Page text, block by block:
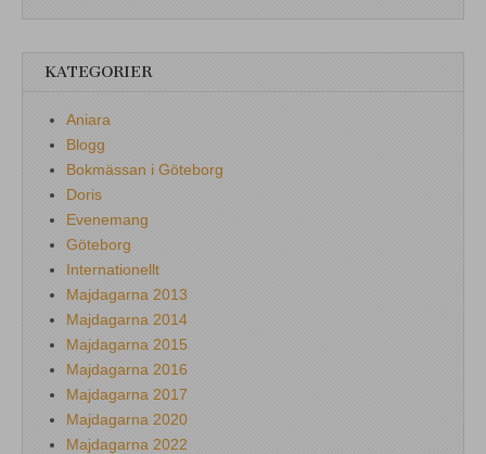
KATEGORIER
Aniara
Blogg
Bokmässan i Göteborg
Doris
Evenemang
Göteborg
Internationellt
Majdagarna 2013
Majdagarna 2014
Majdagarna 2015
Majdagarna 2016
Majdagarna 2017
Majdagarna 2020
Majdagarna 2022